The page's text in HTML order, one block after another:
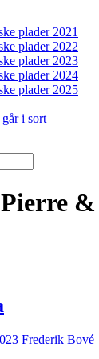
plader 2021
plader 2022
plader 2023
plader 2024
plader 2025
i sort
Frederik Bové